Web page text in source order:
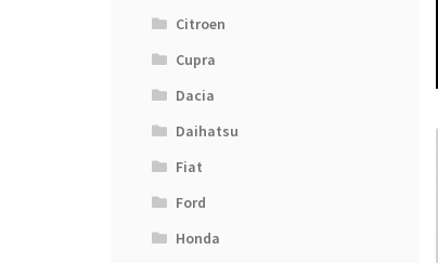
Citroen
Cupra
Dacia
Daihatsu
Fiat
Ford
Honda